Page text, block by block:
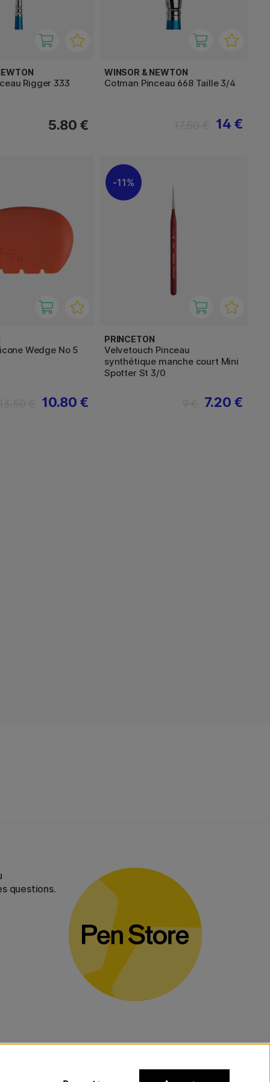
Rigger 333
5.80 €
WINSOR & NEWTON
Cotman Pinceau 668 Taille 3/4
14 €
Wedge No 5
10.80 €
11%
PRINCETON
Velvetouch Pinceau
synthétique manche court Mini
Spotter St 3/0
7.20 €
questions.